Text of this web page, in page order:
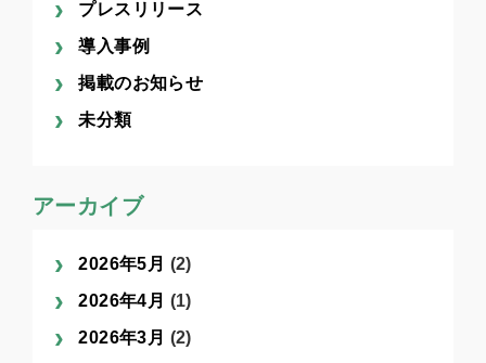
プレスリリース
導入事例
掲載のお知らせ
未分類
アーカイブ
2026年5月 (2)
2026年4月 (1)
2026年3月 (2)